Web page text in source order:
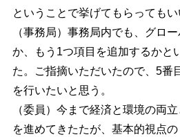
ということで挙げてもらってもい
（事務局）事務局内でも、グロ
か、もう1つ項目を追加するかと
た。ご指摘いただいたので、5番
を行いたいと思う。
（委員）今まで経済と環境の両
を進めてきたたが、基本的視点